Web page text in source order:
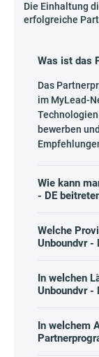
Die Einhaltung
erfolgreiche
Was ist das
Das
im MyLead-
bewerben
Wie kann
- DE
Welche
Unboundvr -
In welchen
Unboundvr -
In welchem